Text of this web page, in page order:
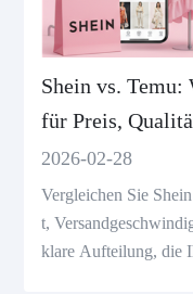
Shein vs. Temu:
für Preis,
Rücksendungen?
2026-02-28
Vergleichen Sie
t,
klare Aufteilung, die